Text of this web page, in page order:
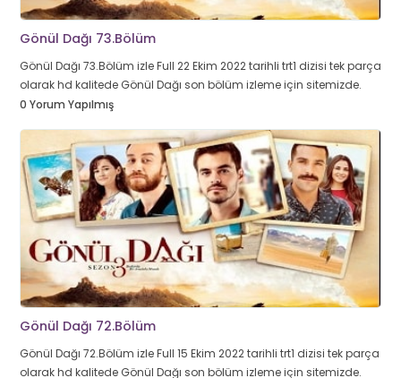
Gönül Dağı 73.Bölüm
Gönül Dağı 73.Bölüm izle Full 22 Ekim 2022 tarihli trt1 dizisi tek parça
olarak hd kalitede Gönül Dağı son bölüm izleme için sitemizde.
0 Yorum Yapılmış
Gönül Dağı 72.Bölüm
Gönül Dağı 72.Bölüm izle Full 15 Ekim 2022 tarihli trt1 dizisi tek parça
olarak hd kalitede Gönül Dağı son bölüm izleme için sitemizde.